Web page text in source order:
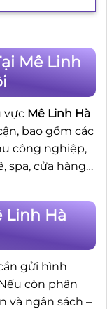
Mê Linh
vực Mê Linh Hà
bao gồm các
công nghiệp,
spa, cửa hàng…
Linh Hà
gửi hình
còn phân
và ngân sách –